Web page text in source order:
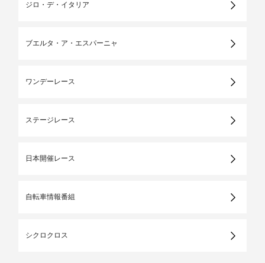
ジロ・デ・イタリア
ブエルタ・ア・エスパーニャ
ワンデーレース
ステージレース
日本開催レース
自転車情報番組
シクロクロス